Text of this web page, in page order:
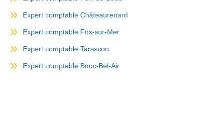
Expert comptable Châteaurenard
Expert comptable Fos-sur-Mer
Expert comptable Tarascon
Expert comptable Bouc-Bel-Air